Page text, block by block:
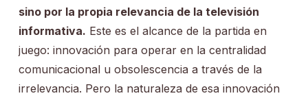
sino por la propia relevancia de la televisión
informativa. Este es el alcance de la partida en
juego: innovación para operar en la centralidad
comunicacional u obsolescencia a través de la
irrelevancia. Pero la naturaleza de esa innovación